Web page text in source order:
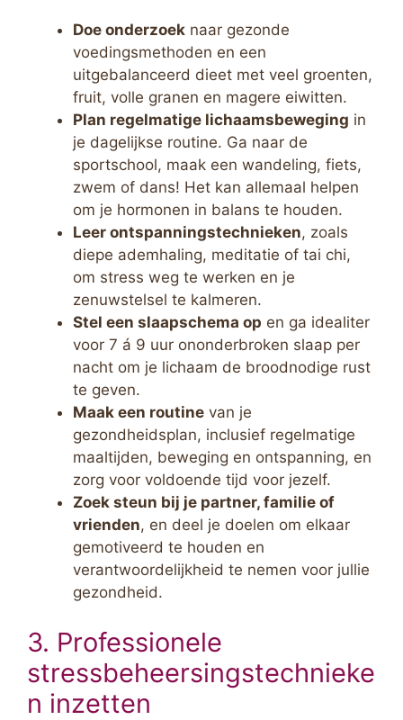
Doe onderzoek naar gezonde
voedingsmethoden en een
uitgebalanceerd dieet met veel groenten,
fruit, volle granen en magere eiwitten.
Plan regelmatige lichaamsbeweging in
je dagelijkse routine. Ga naar de
sportschool, maak een wandeling, fiets,
zwem of dans! Het kan allemaal helpen
om je hormonen in balans te houden.
Leer ontspanningstechnieken, zoals
diepe ademhaling, meditatie of tai chi,
om stress weg te werken en je
zenuwstelsel te kalmeren.
Stel een slaapschema op en ga idealiter
voor 7 á 9 uur ononderbroken slaap per
nacht om je lichaam de broodnodige rust
te geven.
Maak een routine van je
gezondheidsplan, inclusief regelmatige
maaltijden, beweging en ontspanning, en
zorg voor voldoende tijd voor jezelf.
Zoek steun bij je partner, familie of
vrienden, en deel je doelen om elkaar
gemotiveerd te houden en
verantwoordelijkheid te nemen voor jullie
gezondheid.
3. Professionele
stressbeheersingstechnieke
n inzetten